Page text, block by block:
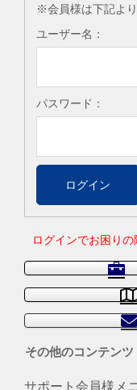
※会員様は下記よ
ユーザー名：
パスワード：
ログインでお困り
その他のコンテンツ
サポート会員様メ